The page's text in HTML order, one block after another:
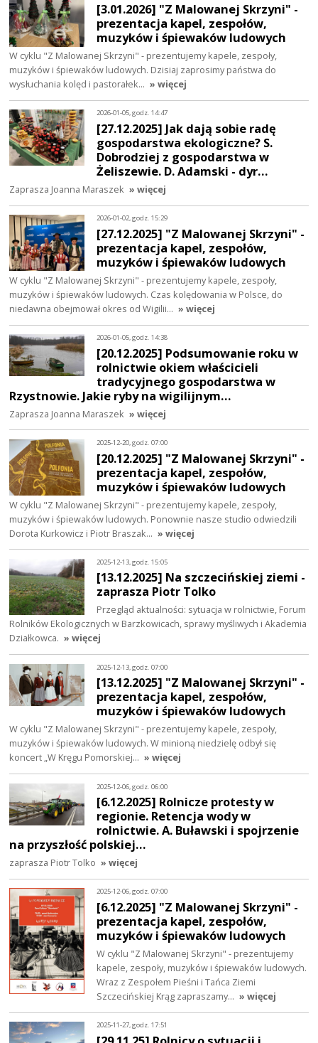
[3.01.2026] "Z Malowanej Skrzyni" -
prezentacja kapel, zespołów,
muzyków i śpiewaków ludowych
W cyklu "Z Malowanej Skrzyni" - prezentujemy kapele, zespoły,
muzyków i śpiewaków ludowych. Dzisiaj zaprosimy państwa do
wysłuchania kolęd i pastorałek… » więcej
2026-01-05, godz. 14:47
[27.12.2025] Jak dają sobie radę
gospodarstwa ekologiczne? S.
Dobrodziej z gospodarstwa w
Żeliszewie. D. Adamski - dyr…
Zaprasza Joanna Maraszek » więcej
2026-01-02, godz. 15:29
[27.12.2025] "Z Malowanej Skrzyni" -
prezentacja kapel, zespołów,
muzyków i śpiewaków ludowych
W cyklu "Z Malowanej Skrzyni" - prezentujemy kapele, zespoły,
muzyków i śpiewaków ludowych. Czas kolędowania w Polsce, do
niedawna obejmował okres od Wigilii… » więcej
2026-01-05, godz. 14:38
[20.12.2025] Podsumowanie roku w
rolnictwie okiem właścicieli
tradycyjnego gospodarstwa w
Rzystnowie. Jakie ryby na wigilijnym…
Zaprasza Joanna Maraszek » więcej
2025-12-20, godz. 07:00
[20.12.2025] "Z Malowanej Skrzyni" -
prezentacja kapel, zespołów,
muzyków i śpiewaków ludowych
W cyklu "Z Malowanej Skrzyni" - prezentujemy kapele, zespoły,
muzyków i śpiewaków ludowych. Ponownie nasze studio odwiedzili
Dorota Kurkowicz i Piotr Braszak… » więcej
2025-12-13, godz. 15:05
[13.12.2025] Na szczecińskiej ziemi -
zaprasza Piotr Tolko
Przegląd aktualności: sytuacja w rolnictwie, Forum
Rolników Ekologicznych w Barzkowicach, sprawy myśliwych i Akademia
Działkowca. » więcej
2025-12-13, godz. 07:00
[13.12.2025] "Z Malowanej Skrzyni" -
prezentacja kapel, zespołów,
muzyków i śpiewaków ludowych
W cyklu "Z Malowanej Skrzyni" - prezentujemy kapele, zespoły,
muzyków i śpiewaków ludowych. W minioną niedzielę odbył się
koncert „W Kręgu Pomorskiej… » więcej
2025-12-06, godz. 06:00
[6.12.2025] Rolnicze protesty w
regionie. Retencja wody w
rolnictwie. A. Buławski i spojrzenie
na przyszłość polskiej…
zaprasza Piotr Tolko » więcej
2025-12-06, godz. 07:00
[6.12.2025] "Z Malowanej Skrzyni" -
prezentacja kapel, zespołów,
muzyków i śpiewaków ludowych
W cyklu "Z Malowanej Skrzyni" - prezentujemy
kapele, zespoły, muzyków i śpiewaków ludowych.
Wraz z Zespołem Pieśni i Tańca Ziemi
Szczecińskiej Krąg zapraszamy… » więcej
2025-11-27, godz. 17:51